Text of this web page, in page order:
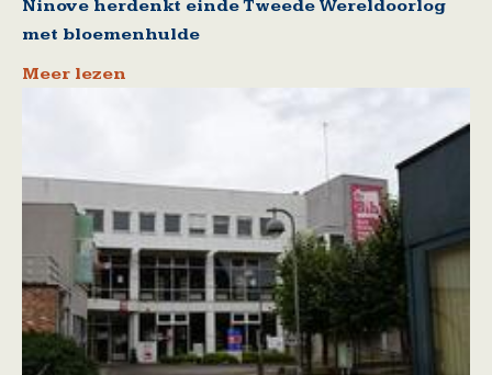
Ninove herdenkt einde Tweede Wereldoorlog
met bloemenhulde
Meer lezen